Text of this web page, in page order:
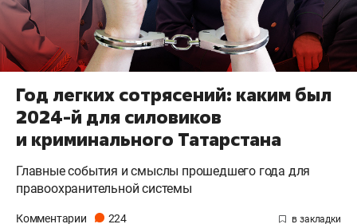
Год легких сотрясений: каким был
2024-й для силовиков
и криминального Татарстана
Главные события и смыслы прошедшего года для
правоохранительной системы
Комментарии 224